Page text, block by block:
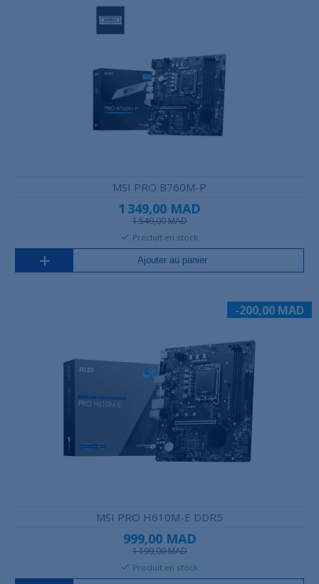
MSI PRO B760M-P
1 349,00 MAD
1 549,00 MAD
Produit en stock
Ajouter au panier
-200,00 MAD
MSI PRO H610M-E DDR5
999,00 MAD
1 199,00 MAD
Produit en stock